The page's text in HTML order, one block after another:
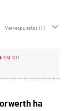
Ver respuestas(1)
EM Off
ha